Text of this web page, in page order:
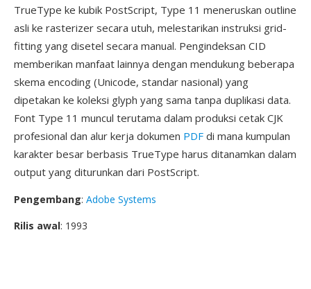
TrueType ke kubik PostScript, Type 11 meneruskan outline
asli ke rasterizer secara utuh, melestarikan instruksi grid-
fitting yang disetel secara manual. Pengindeksan CID
memberikan manfaat lainnya dengan mendukung beberapa
skema encoding (Unicode, standar nasional) yang
dipetakan ke koleksi glyph yang sama tanpa duplikasi data.
Font Type 11 muncul terutama dalam produksi cetak CJK
profesional dan alur kerja dokumen PDF di mana kumpulan
karakter besar berbasis TrueType harus ditanamkan dalam
output yang diturunkan dari PostScript.
Pengembang: Adobe Systems
Rilis awal: 1993